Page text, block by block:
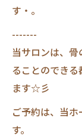
す・。
-------
当サロンは、
ることのでき
ます☆彡
ご予約は、当
す。